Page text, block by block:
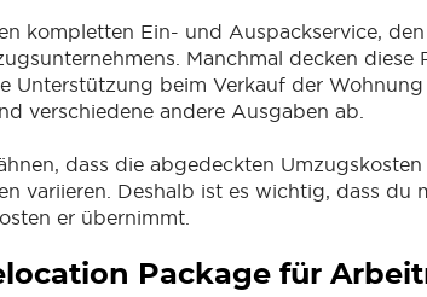
kompletten Ein- und Auspackservice,
Manchmal decken diese
Unterstützung beim Verkauf der
verschiedene andere Ausgaben ab.
dass die abgedeckten Umzugskosten
variieren. Deshalb ist es wichtig, dass du
er übernimmt.
Package für